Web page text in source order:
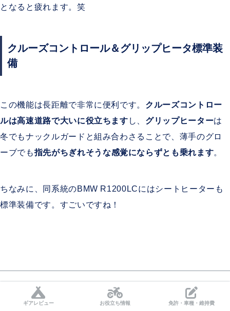
となると疲れます。笑
クルーズコントロール＆グリップヒータ標準装
備
この機能は長距離で非常に便利です。 クルーズコントロー
ルは高速道路で大いに役立ちます し、 グリップヒーターは
冬でもナックルガードと組み合わさることで、薄手のグロ
ーブでも指先がちぎれそうな感覚にならずとも乗れます
ちなみに、同系統のBMW R1200LCにはシートヒーターも
標準装備です。すごいですね！
以上、パッキングのご紹介でした。ご紹介した内容は載せ
ギアレビュー お役立ち情報 免許・車種・維持費